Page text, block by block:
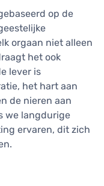
op de
orgaan niet alleen
het ook
lever is
het hart aan
de nieren aan
we langdurige
ervaren, dit zich